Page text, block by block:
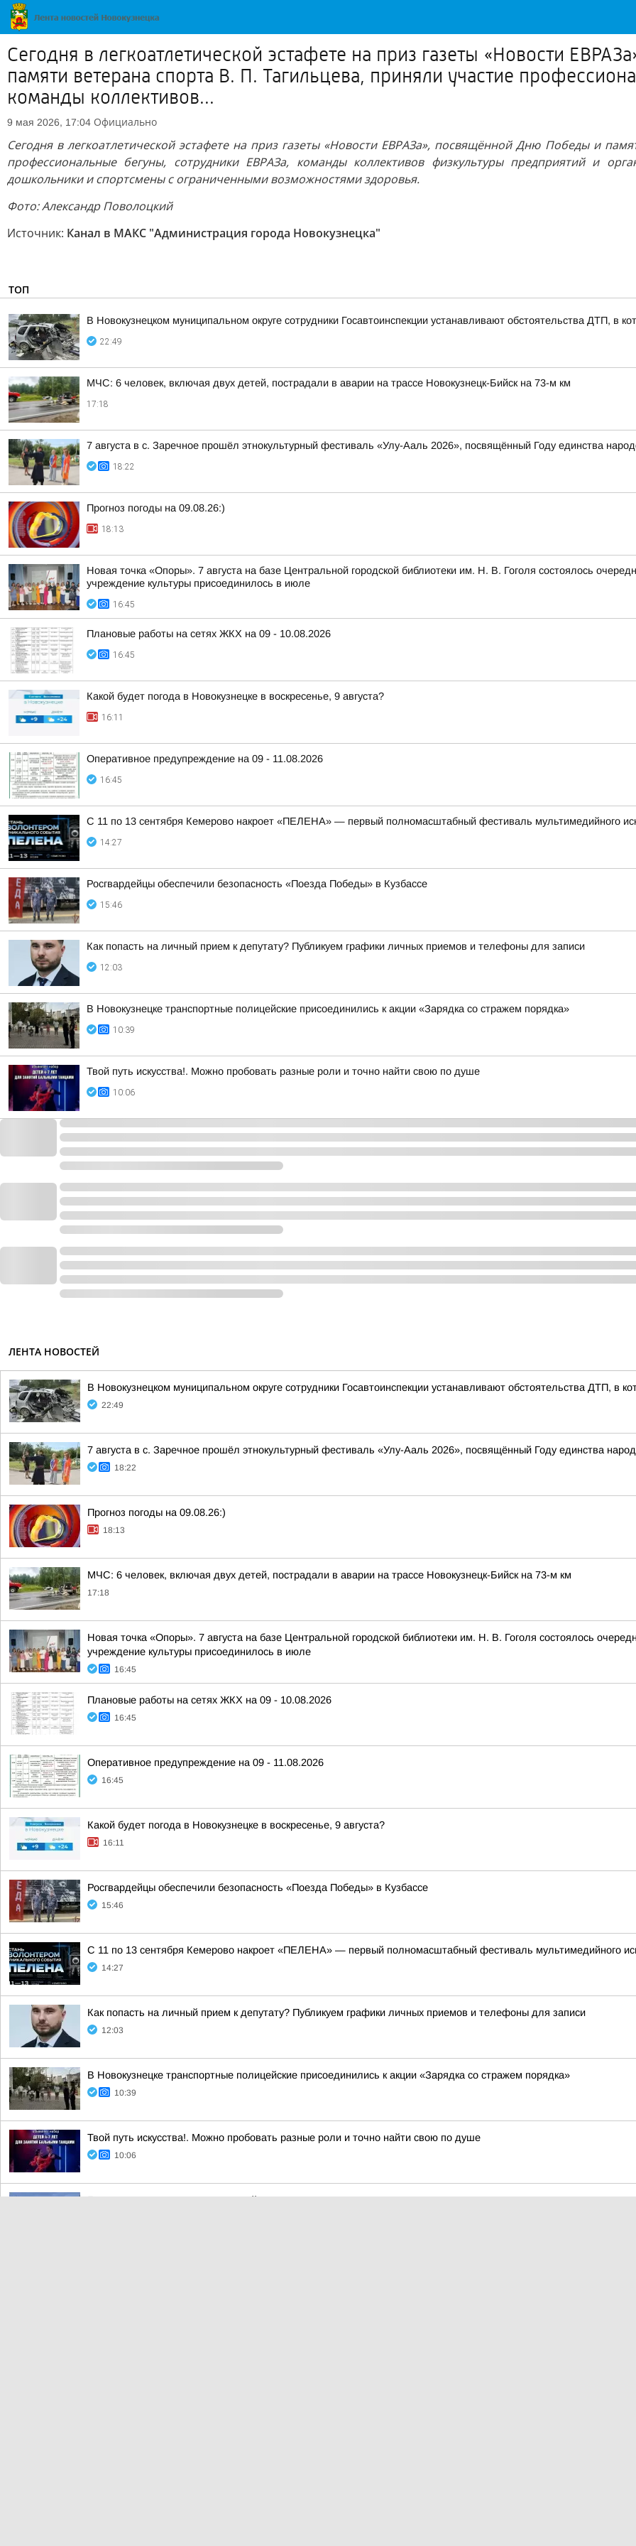
Сегодня в легкоатлетической эстафете на приз газеты «Новости
памяти ветерана спорта В. П. Тагильцева, приняли участие
команды коллективов...
9 мая 2026, 17:04 Официально
Сегодня в легкоатлетической эстафете на приз газеты «Новости ЕВРАЗа», посвящённой Дню Победы и
профессиональные бегуны, сотрудники ЕВРАЗа, команды коллективов физкультуры предприятий и
дошкольники и спортсмены с ограниченными возможностями здоровья.
Фото: Александр Поволоцкий
Источник: Канал в МАКС "Администрация города Новокузнецка"
ТОП
В Новокузнецком муниципальном округе сотрудники Госавтоинспекции устанавливают обстоятельства ДТП, в
22:49
МЧС: 6 человек, включая двух детей, пострадали в аварии на трассе Новокузнецк-Бийск на 73-м км
17:18
7 августа в с. Заречное прошёл этнокультурный фестиваль «Улу-Ааль 2026», посвящённый Году единства
18:22
Прогноз погоды на 09.08.26:)
18:13
Новая точка «Опоры». 7 августа на базе Центральной городской библиотеки им. Н. В. Гоголя состоялось
учреждение культуры присоединилось в июле
16:45
Плановые работы на сетях ЖКХ на 09 - 10.08.2026
16:45
Какой будет погода в Новокузнецке в воскресенье, 9 августа?
16:11
Оперативное предупреждение на 09 - 11.08.2026
16:45
С 11 по 13 сентября Кемерово накроет «ПЕЛЕНА» — первый полномасштабный фестиваль мультимедийного
14:27
Росгвардейцы обеспечили безопасность «Поезда Победы» в Кузбассе
15:46
Как попасть на личный прием к депутату? Публикуем графики личных приемов и телефоны для записи
12:03
В Новокузнецке транспортные полицейские присоединились к акции «Зарядка со стражем порядка»
10:39
Твой путь искусства!. Можно пробовать разные роли и точно найти свою по душе
10:06
ЛЕНТА НОВОСТЕЙ
В Новокузнецком муниципальном округе сотрудники Госавтоинспекции устанавливают обстоятельства ДТП, в
22:49
7 августа в с. Заречное прошёл этнокультурный фестиваль «Улу-Ааль 2026», посвящённый Году единства
18:22
Прогноз погоды на 09.08.26:)
18:13
МЧС: 6 человек, включая двух детей, пострадали в аварии на трассе Новокузнецк-Бийск на 73-м км
17:18
Новая точка «Опоры». 7 августа на базе Центральной городской библиотеки им. Н. В. Гоголя состоялось
учреждение культуры присоединилось в июле
16:45
Плановые работы на сетях ЖКХ на 09 - 10.08.2026
16:45
Оперативное предупреждение на 09 - 11.08.2026
16:45
Какой будет погода в Новокузнецке в воскресенье, 9 августа?
16:11
Росгвардейцы обеспечили безопасность «Поезда Победы» в Кузбассе
15:46
С 11 по 13 сентября Кемерово накроет «ПЕЛЕНА» — первый полномасштабный фестиваль мультимедийного
14:27
Как попасть на личный прием к депутату? Публикуем графики личных приемов и телефоны для записи
12:03
В Новокузнецке транспортные полицейские присоединились к акции «Зарядка со стражем порядка»
10:39
Твой путь искусства!. Можно пробовать разные роли и точно найти свою по душе
10:06
Глава города наградил строителей к празднику